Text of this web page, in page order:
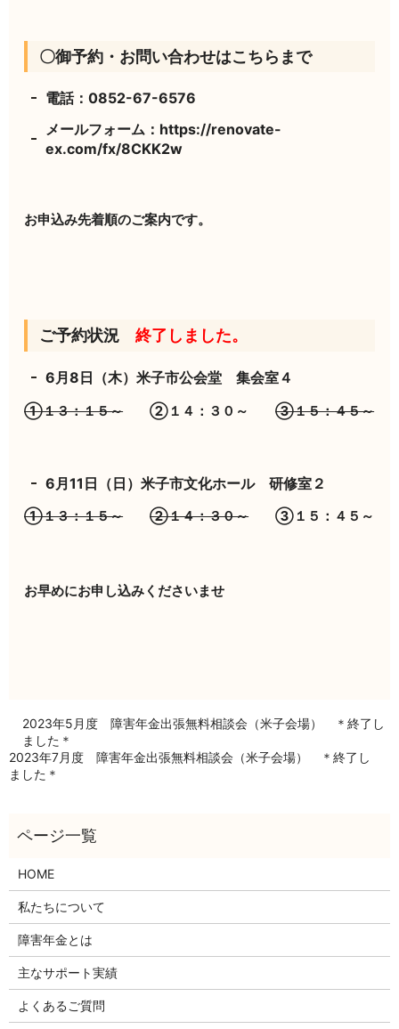
〇御予約・お問い合わせはこちらまで
電話：0852-67-6576
メールフォーム： https://renovate-
ex.com/fx/8CKK2w
お申込み先着順のご案内です。
ご予約状況 終了しました。
6月8日（木）米子市公会堂 集会室４
①１３：１５～②１４：３０～③１５：４５～
6月11日（日）米子市文化ホール 研修室２
①１３：１５～ ②１４：３０～③１５：４５～
お早めにお申し込みくださいませ
2023年5月度 障害年金出張無料相談会（米子会場） ＊終了し
ました＊
2023年7月度 障害年金出張無料相談会（米子会場） ＊終了し
ました＊
HOME
私たちについて
障害年金とは
主なサポート実績
よくあるご質問